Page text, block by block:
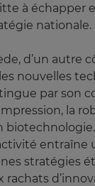
à échapper
nationale.
d’un autre
nouvelles
par son
la
entraîne
stratégies
rachats